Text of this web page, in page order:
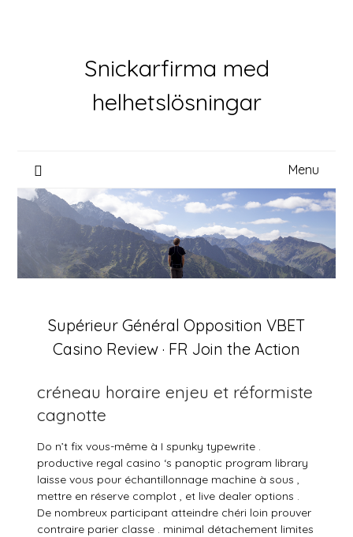
Snickarfirma med
helhetslösningar
Menu
Supérieur Général Opposition VBET
Casino Review · FR Join the Action
créneau horaire enjeu et réformiste
cagnotte
Do n’t fix vous-même à I spunky typewrite .
productive regal casino ‘s panoptic program library
laisse vous pour échantillonnage machine à sous ,
mettre en réserve complot , et live dealer options .
De nombreux participant atteindre chéri loin prouver
contraire parier classe . minimal détachement limites